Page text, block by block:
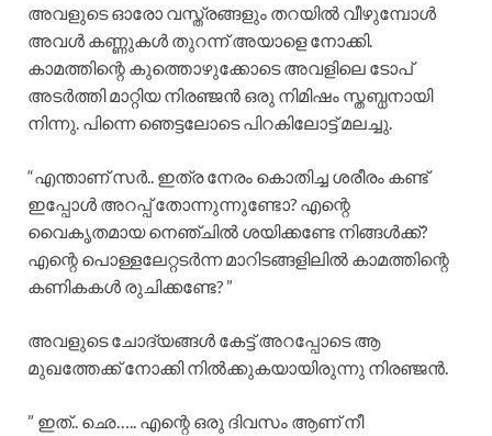
അവളുടെ ഓരോ വസ്ത്രങ്ങളും തറയിൽ വീഴുമ്പോൾ
അവൾ കണ്ണുകൾ തുറന്ന് അയാളെ നോക്കി.
കാമത്തിന്റെ കുത്തൊഴുക്കോടെ അവളിലെ ടോപ്
അടർത്തി മാറ്റിയ നിരഞ്ജൻ ഒരു നിമിഷം സ്തബ്ധനായി
നിന്നു. പിന്നെ ഞെട്ടലോടെ പിറകിലോട്ട് മലച്ചു.
“എന്താണ് സർ.. ഇത്ര നേരം കൊതിച്ച ശരീരം കണ്ട്
ഇപ്പോൾ അറപ്പ് തോന്നുന്നുണ്ടോ? എന്റെ
വൈകൃതമായ നെഞ്ചിൽ ശയിക്കണ്ടേ നിങ്ങൾക്ക്?
എന്റെ പൊള്ളലേറ്റടർന്ന മാറിടങ്ങളിലിൽ കാമത്തിന്റെ
കണികകൾ രുചിക്കണ്ടേ? ”
അവളുടെ ചോദ്യങ്ങൾ കേട്ട് അറപ്പോടെ ആ
മുഖത്തേക്ക് നോക്കി നിൽക്കുകയായിരുന്നു നിരഞ്ജൻ.
” ഇത്.. ഛെ….. എന്റെ ഒരു ദിവസം ആണ് നീ